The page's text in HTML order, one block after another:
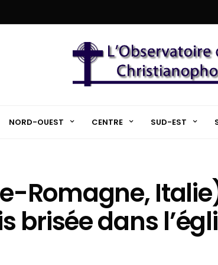
NORD-OUEST CENTRE SUD-EST
Romagne,
brisée dans